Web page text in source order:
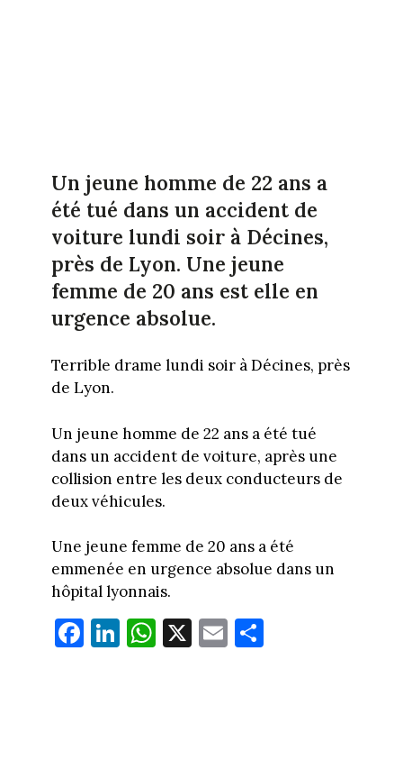
Un jeune homme de 22 ans a
été tué dans un accident de
voiture lundi soir à Décines,
près de Lyon. Une jeune
femme de 20 ans est elle en
urgence absolue.
Terrible drame lundi soir à Décines, près
de Lyon.
Un jeune homme de 22 ans a été tué
dans un accident de voiture, après une
collision entre les deux conducteurs de
deux véhicules.
Une jeune femme de 20 ans a été
emmenée en urgence absolue dans un
hôpital lyonnais.
Fa
ce
Li
nk
W
ha
X E
m
Pa